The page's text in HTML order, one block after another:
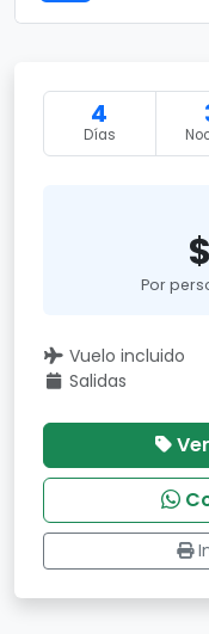
4
Días
Por
Vuelo incluido
Salidas